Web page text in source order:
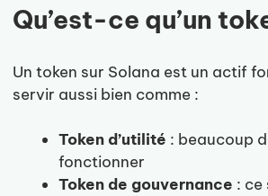
Qu’est-ce qu’un
Un token sur Solana est un actif
servir aussi bien comme :
Token d’utilité : beaucoup
fonctionner
Token de gouvernance : ce